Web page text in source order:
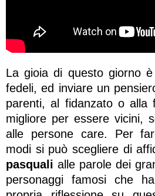
La gioia di questo giorno
fedeli, ed inviare un
parenti, al fidanzato o alla
migliore per essere vicini,
alle persone care. Per
modi si può scegliere di
pasquali alle parole dei
personaggi famosi che